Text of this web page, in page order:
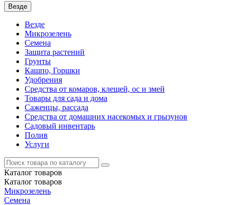
Везде
Везде
Микрозелень
Семена
Защита растений
Грунты
Кашпо, Горшки
Удобрения
Средства от комаров, клещей, ос и змей
Товары для сада и дома
Саженцы, рассада
Средства от домашних насекомых и грызунов
Садовый инвентарь
Полив
Услуги
Каталог товаров
Каталог товаров
Микрозелень
Семена